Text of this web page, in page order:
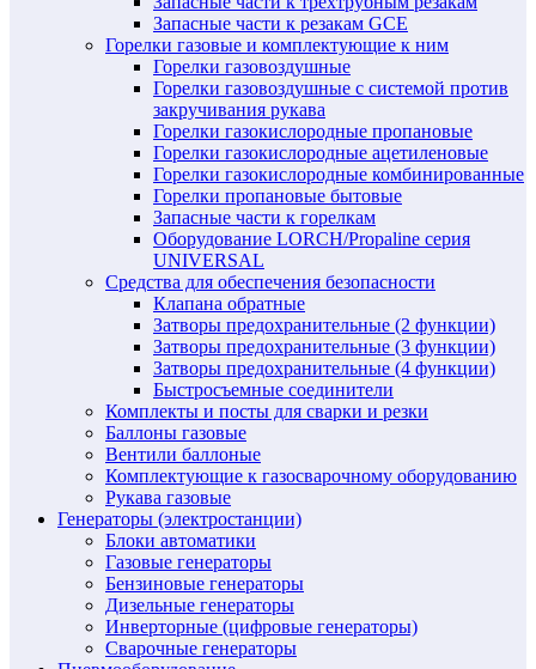
Запасные части к резакам GCE
Горелки газовые и комплектующие к ним
Горелки газовоздушные
Горелки газовоздушные с системой против
закручивания рукава
Горелки газокислородные пропановые
Горелки газокислородные ацетиленовые
Горелки газокислородные комбинированные
Горелки пропановые бытовые
Запасные части к горелкам
Оборудование LORCH/Propaline серия
UNIVERSAL
Средства для обеспечения безопасности
Клапана обратные
Затворы предохранительные (2 функции)
Затворы предохранительные (3 функции)
Затворы предохранительные (4 функции)
Быстросъемные соединители
Комплекты и посты для сварки и резки
Баллоны газовые
Вентили баллоные
Комплектующие к газосварочному оборудованию
Рукава газовые
Генераторы (электростанции)
Блоки автоматики
Газовые генераторы
Бензиновые генераторы
Дизельные генераторы
Инверторные (цифровые генераторы)
Сварочные генераторы